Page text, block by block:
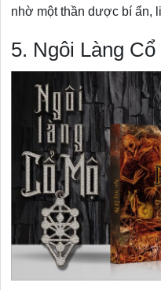
nhờ một thần dược bí ẩn,
5. Ngôi Làng